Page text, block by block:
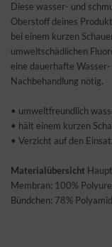
Diese wasser- und
Oberstoff deines
bei einem kurzen
umweltschädlichen
eine dauerhafte
Nachbehandlung nötig.
• umweltfreundlich
• hält einem kurzen
• Verzicht auf den
Materialübersicht
Membran: 100%
Bündchen: 78%